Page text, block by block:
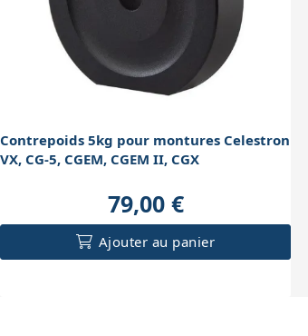
Contrepoids 5kg pour montures Celestron
VX, CG-5, CGEM, CGEM II, CGX
79,00 €
Ajouter au panier